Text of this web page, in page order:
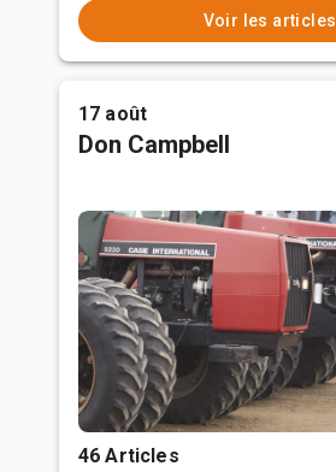
Voir les articles
17 août
Don Campbell
46 Articles